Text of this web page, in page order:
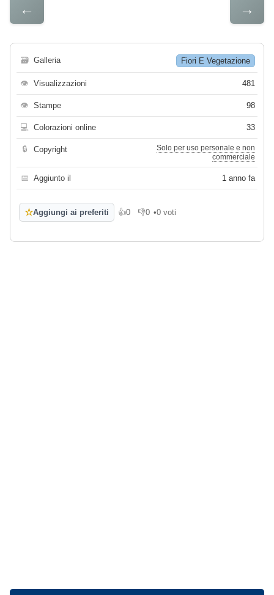
← →
🗃 Galleria Fiori E Vegetazione
👁 Visualizzazioni 481
👁 Stampe 98
💻 Colorazioni online 33
🔒 Copyright
Solo per uso personale e non
commerciale
📅 Aggiunto il 1 anno fa
☆Aggiungi ai preferiti 👍0
Mi piace
👎0
Non mi piace
•0 voti